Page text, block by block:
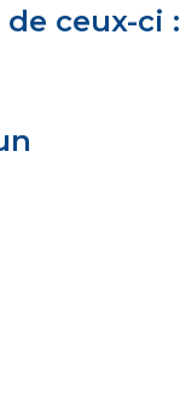
ceux-ci :